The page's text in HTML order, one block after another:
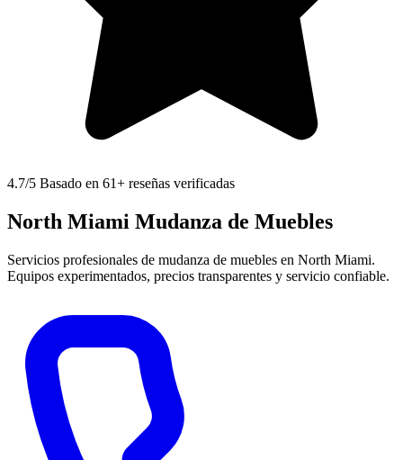
4.7/5 Basado en 61+ reseñas verificadas
North Miami Mudanza de Muebles
Servicios profesionales de mudanza de muebles en North Miami.
Equipos experimentados, precios transparentes y servicio confiable.